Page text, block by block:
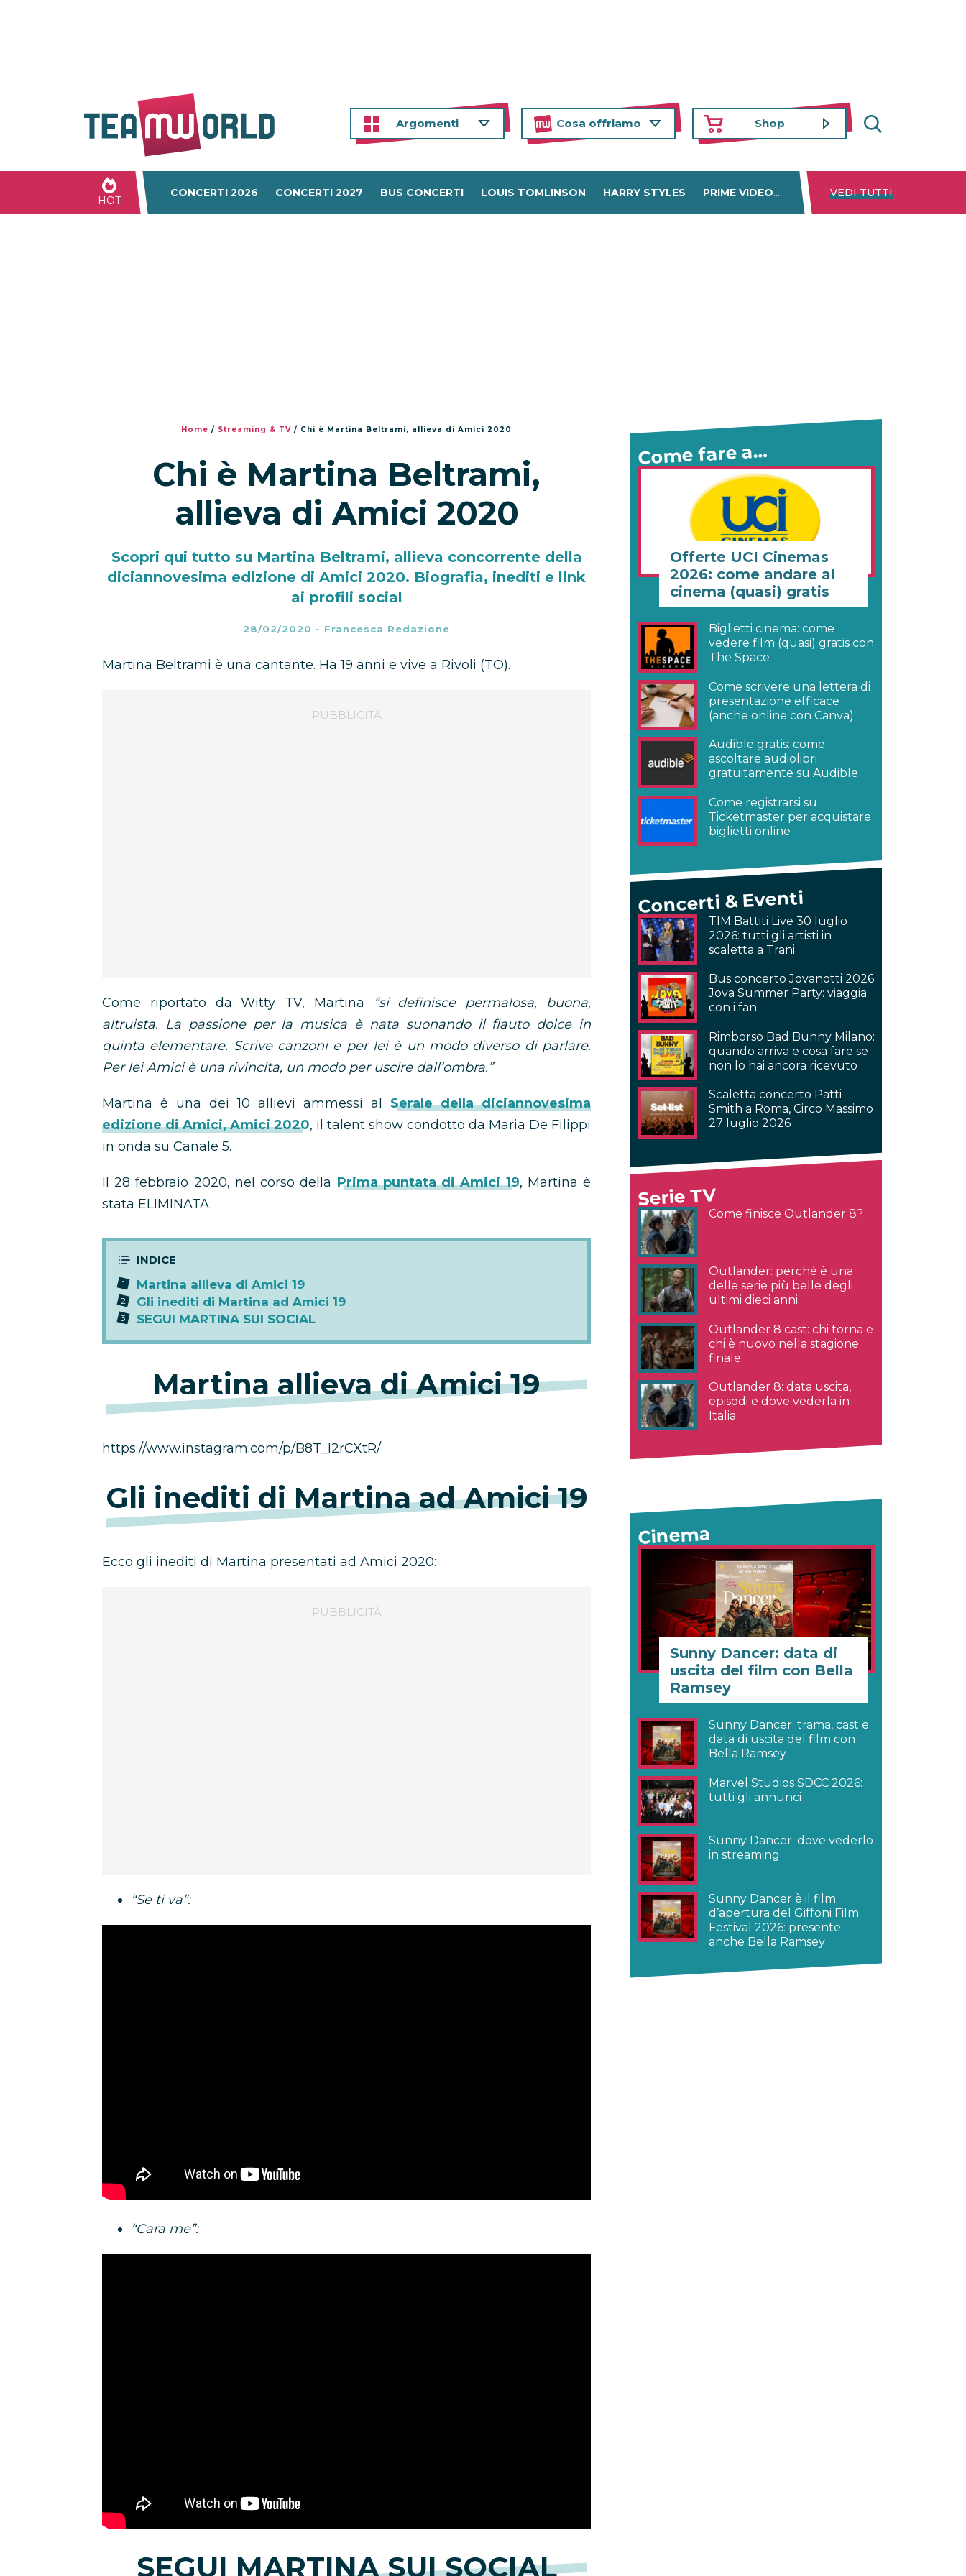
Argomenti Cosa offriamo Shop
HOT
CONCERTI 2026 CONCERTI 2027 BUS CONCERTI LOUIS TOMLINSON HARRY STYLES PRIME VIDEO DISNEY+ NETFLIX
VEDI TUTTI
Home / Streaming & TV / Chi è Martina Beltrami, allieva di Amici 2020
Chi è Martina Beltrami,
allieva di Amici 2020
Scopri qui tutto su Martina Beltrami, allieva concorrente della
diciannovesima edizione di Amici 2020. Biografia, inediti e link
ai profili social
28/02/2020 - Francesca Redazione
Martina Beltrami è una cantante. Ha 19 anni e vive a Rivoli (TO).
Come riportato da Witty TV, Martina
“si definisce permalosa, buona,
altruista. La passione per la musica è nata suonando il flauto dolce in
quinta elementare. Scrive canzoni e per lei è un modo diverso di parlare.
Per lei Amici è una rivincita, un modo per uscire dall’ombra.”
Martina è una dei 10 allievi ammessi al Serale della diciannovesima
edizione di Amici, Amici 2020, il talent show condotto da Maria De Filippi
in onda su Canale 5.
Il 28 febbraio 2020, nel corso della Prima puntata di Amici 19, Martina è
stata ELIMINATA.
Martina allieva di Amici 19
Gli inediti di Martina ad Amici 19
SEGUI MARTINA SUI SOCIAL
Martina allieva di Amici 19
https://www.instagram.com/p/B8T_l2rCXtR/
Gli inediti di Martina ad Amici 19
Ecco gli inediti di Martina presentati ad Amici 2020:
“Se ti va”:
“Cara me”:
SEGUI MARTINA SUI SOCIAL
Come fare a…
Offerte UCI Cinemas
2026: come andare al
cinema (quasi) gratis
Biglietti cinema: come
vedere film (quasi) gratis con
The Space
Come scrivere una lettera di
presentazione efficace
(anche online con Canva)
Audible gratis: come
ascoltare audiolibri
gratuitamente su Audible
Come registrarsi su
Ticketmaster per acquistare
biglietti online
Concerti & Eventi
TIM Battiti Live 30 luglio
2026: tutti gli artisti in
scaletta a Trani
Bus concerto Jovanotti 2026
Jova Summer Party: viaggia
con i fan
Rimborso Bad Bunny Milano:
quando arriva e cosa fare se
non lo hai ancora ricevuto
Scaletta concerto Patti
Smith a Roma, Circo Massimo
27 luglio 2026
Serie TV
Come finisce Outlander 8?
Outlander: perché è una
delle serie più belle degli
ultimi dieci anni
Outlander 8 cast: chi torna e
chi è nuovo nella stagione
finale
Outlander 8: data uscita,
episodi e dove vederla in
Italia
Cinema
Sunny Dancer: data di
uscita del film con Bella
Ramsey
Sunny Dancer: trama, cast e
data di uscita del film con
Bella Ramsey
Marvel Studios SDCC 2026:
tutti gli annunci
Sunny Dancer: dove vederlo
in streaming
Sunny Dancer è il film
d’apertura del Giffoni Film
Festival 2026: presente
anche Bella Ramsey